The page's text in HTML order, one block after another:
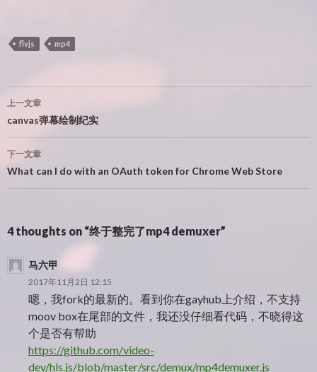
flvjs mp4
文
章
导
航
上一文章
canvas弹幕绘制纪实
下一文章
What can I do with an OAuth token for Chrome Web Store
4 thoughts on “终于整完了mp4 demuxer”
马六甲
2017年11月2日 12:15
嗯，我fork的最新的。看到你在gayhub上介绍，不支持
moov box在尾部的文件，我还没仔细看代码，不晓得这
个是否有帮助
https://github.com/video-
dev/hls.js/blob/master/src/demux/mp4demuxer.js